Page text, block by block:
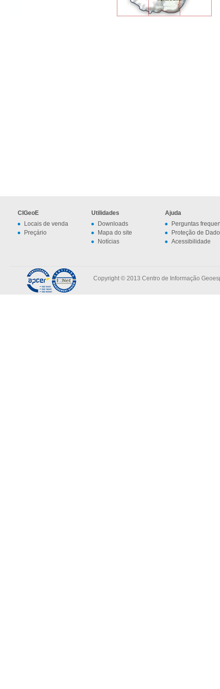
CIGeoE
Locais de venda
Preçário
Utilidades
Downloads
Mapa do site
Notícias
Ajuda
Perguntas
Proteção de
Acessibilidade
Copyright © 2013 Centro de Informação